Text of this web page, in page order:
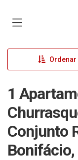
Ordenar
1
Conjunto
Bonifácio,